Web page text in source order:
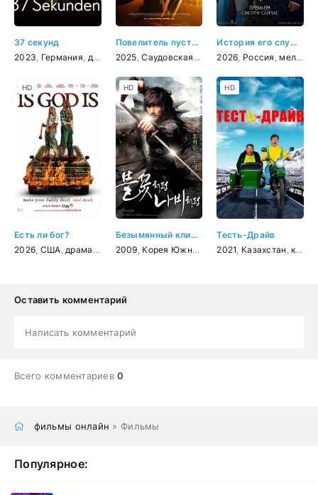
37 секунд
2023 Германия драма
Повелитель пустыни
2025 ,Саудовская Аравия ,боевик,драма,
История его служанки
2026 Россия мелодрама
Есть ли бог?
2026 США драма , детектив
HD
Безымянный клинок
2009 Корея Южная боевик ,история,
HD
Тесть-Драйв
2021 Казахстан комедия
HD
Оставить комментарий
Написать комментарий
Всего комментариев0
фильмы онлайн » Фильмы
Популярное: